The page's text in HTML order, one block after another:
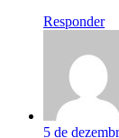
Responder
5 de